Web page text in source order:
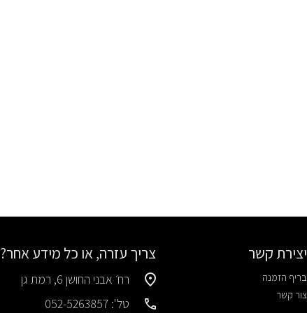
יצירת קשר
בריף הזמנה
צור קשר
צריך עזרה, או כל מידע אחר?
רח׳ אבני החושן 6, רמת גן
טל': 052-5263857